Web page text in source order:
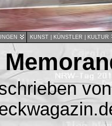
KUNST | KÜNSTLER | KULTUR